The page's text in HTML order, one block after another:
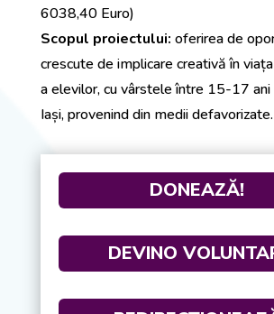
6038,40 Euro)
Scopul proiectului: oferirea de
crescute de implicare creativă în
a elevilor, cu vârstele între 15-17
Iași, provenind din medii defavorizate.
DONEAZĂ!
DEVINO